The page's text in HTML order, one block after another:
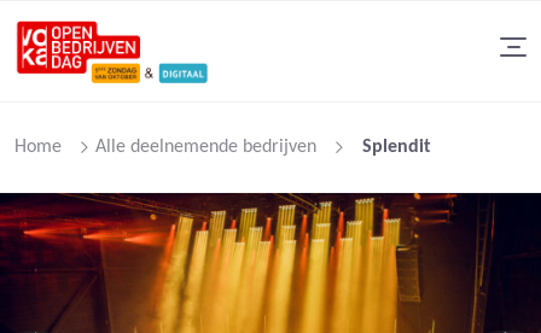
Home Alle deelnemende bedrijven Splendit